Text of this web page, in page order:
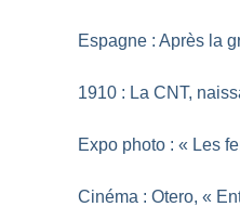
Espagne : Après la
1910 : La CNT,
Expo photo : « Les
Cinéma : Otero, «